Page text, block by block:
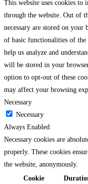
This website uses cookies to
through the website. Out of
necessary are stored on
of basic functionalities of the
help us analyze and
will be stored in your
option to opt-out of these
may affect your browsing
Necessary
Necessary
Always Enabled
Necessary cookies are
properly. These cookies
the website, anonymously.
Cookie